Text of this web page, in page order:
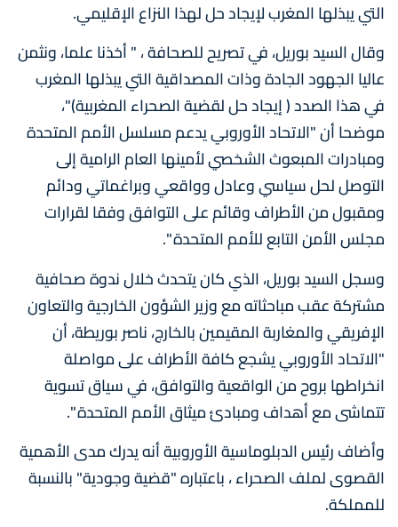
التي يبذلها المغرب لإيجاد حل لهذا النزاع الإقليمي.
وقال السيد بوريل، في تصريح للصحافة ، " أخذنا علما، ونثمن
عاليا الجهود الجادة وذات المصداقية التي يبذلها المغرب
في هذا الصدد ( إيجاد حل لقضية الصحراء المغربية)"،
موضحا أن "الاتحاد الأوروبي يدعم مسلسل الأمم المتحدة
ومبادرات المبعوث الشخصي لأمينها العام الرامية إلى
التوصل لحل سياسي وعادل وواقعي وبراغماتي ودائم
ومقبول من الأطراف وقائم على التوافق وفقا لقرارات
مجلس الأمن التابع للأمم المتحدة ".
وسجل السيد بوريل، الذي كان يتحدث خلال ندوة صحافية
مشتركة عقب مباحثاته مع وزير الشؤون الخارجية والتعاون
الإفريقي والمغاربة المقيمين بالخارج، ناصر بوريطة، أن
"الاتحاد الأوروبي يشجع كافة الأطراف على مواصلة
انخراطها بروح من الواقعية والتوافق، في سياق تسوية
تتماشى مع أهداف ومبادئ ميثاق الأمم المتحدة ".
وأضاف رئيس الدبلوماسية الأوروبية أنه يدرك مدى الأهمية
القصوى لملف الصحراء ، باعتباره "قضية وجودية" بالنسبة
للمملكة.